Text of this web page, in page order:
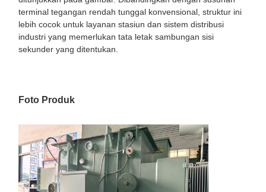
terminal tegangan rendah tunggal konvensional, struktur ini
lebih cocok untuk layanan stasiun dan sistem distribusi
industri yang memerlukan tata letak sambungan sisi
sekunder yang ditentukan.
Foto Produk